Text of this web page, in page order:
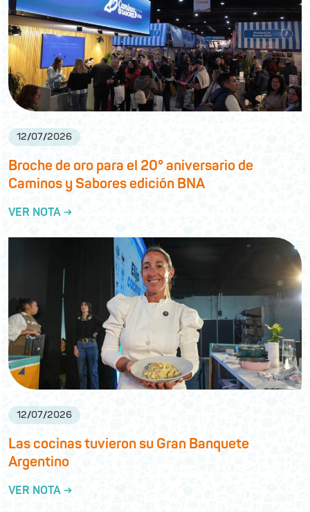
12/07/2026
Broche de oro para el 20° aniversario de
Caminos y Sabores edición BNA
VER NOTA →
12/07/2026
Las cocinas tuvieron su Gran Banquete
Argentino
VER NOTA →